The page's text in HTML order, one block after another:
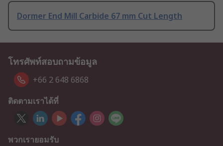
Dormer End Mill Carbide 67 mm Cut Length
โทรศัพท์สอบถามข้อมูล
+66 2 648 6868
ติดตามเราได้ที่
พวกเรายอมรับ